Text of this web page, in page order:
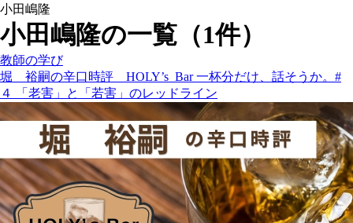
小田嶋隆
小田嶋隆の一覧（1件）
教師の学び
堀 裕嗣の辛口時評 HOLY’s Bar 一杯分だけ、話そうか。#
４ 「老害」と「若害」のレッドライン